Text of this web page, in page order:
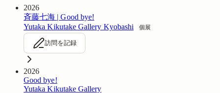
2026
斉藤七海 | Good bye!
Yutaka Kikutake Gallery Kyobashi
個展
訪問を記録
2026
Good bye!
Yutaka Kikutake Gallery